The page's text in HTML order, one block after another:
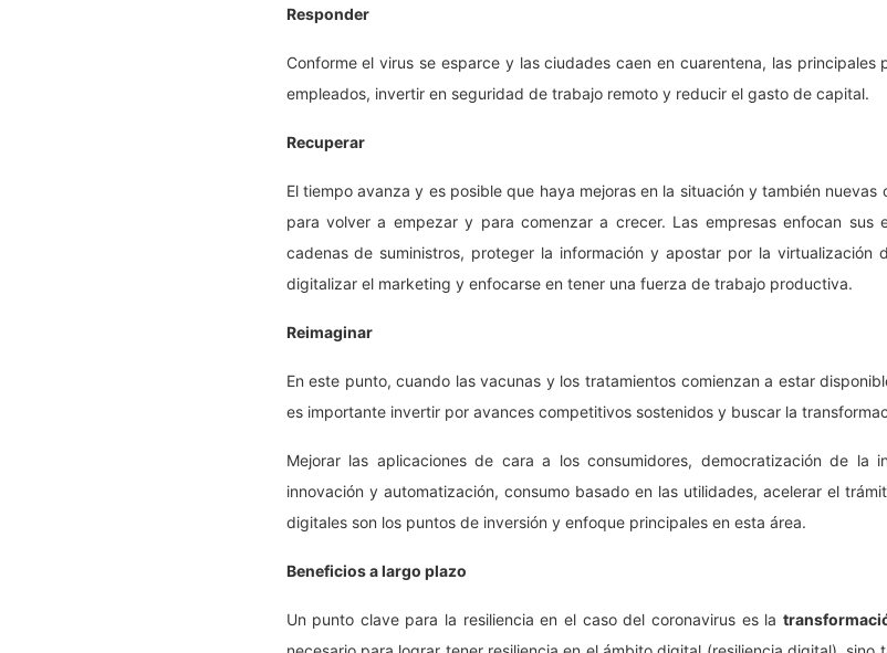
Responder
Conforme el virus se esparce y las ciudades caen en cuarentena, las principales
empleados, invertir en seguridad de trabajo remoto y reducir el gasto de capital.
Recuperar
El tiempo avanza y es posible que haya mejoras en la situación y también
para volver a empezar y para comenzar a crecer. Las empresas enfocan sus
cadenas de suministros, proteger la información y apostar por la
digitalizar el marketing y enfocarse en tener una fuerza de trabajo productiva.
Reimaginar
En este punto, cuando las vacunas y los tratamientos comienzan a estar
es importante invertir por avances competitivos sostenidos y buscar la
Mejorar las aplicaciones de cara a los consumidores, democratización de la
innovación y automatización, consumo basado en las utilidades, acelerar el
digitales son los puntos de inversión y enfoque principales en esta área.
Beneficios a largo plazo
Un punto clave para la resiliencia en el caso del coronavirus es la